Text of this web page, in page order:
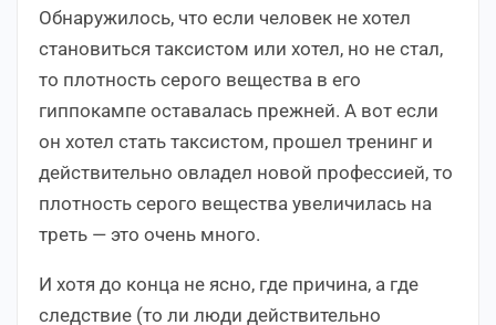
Обнаружилось, что если человек не хотел
становиться таксистом или хотел, но не стал,
то плотность серого вещества в его
гиппокампе оставалась прежней. А вот если
он хотел стать таксистом, прошел тренинг и
действительно овладел новой профессией, то
плотность серого вещества увеличилась на
треть — это очень много.
И хотя до конца не ясно, где причина, а где
следствие (то ли люди действительно